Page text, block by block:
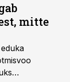
mitte